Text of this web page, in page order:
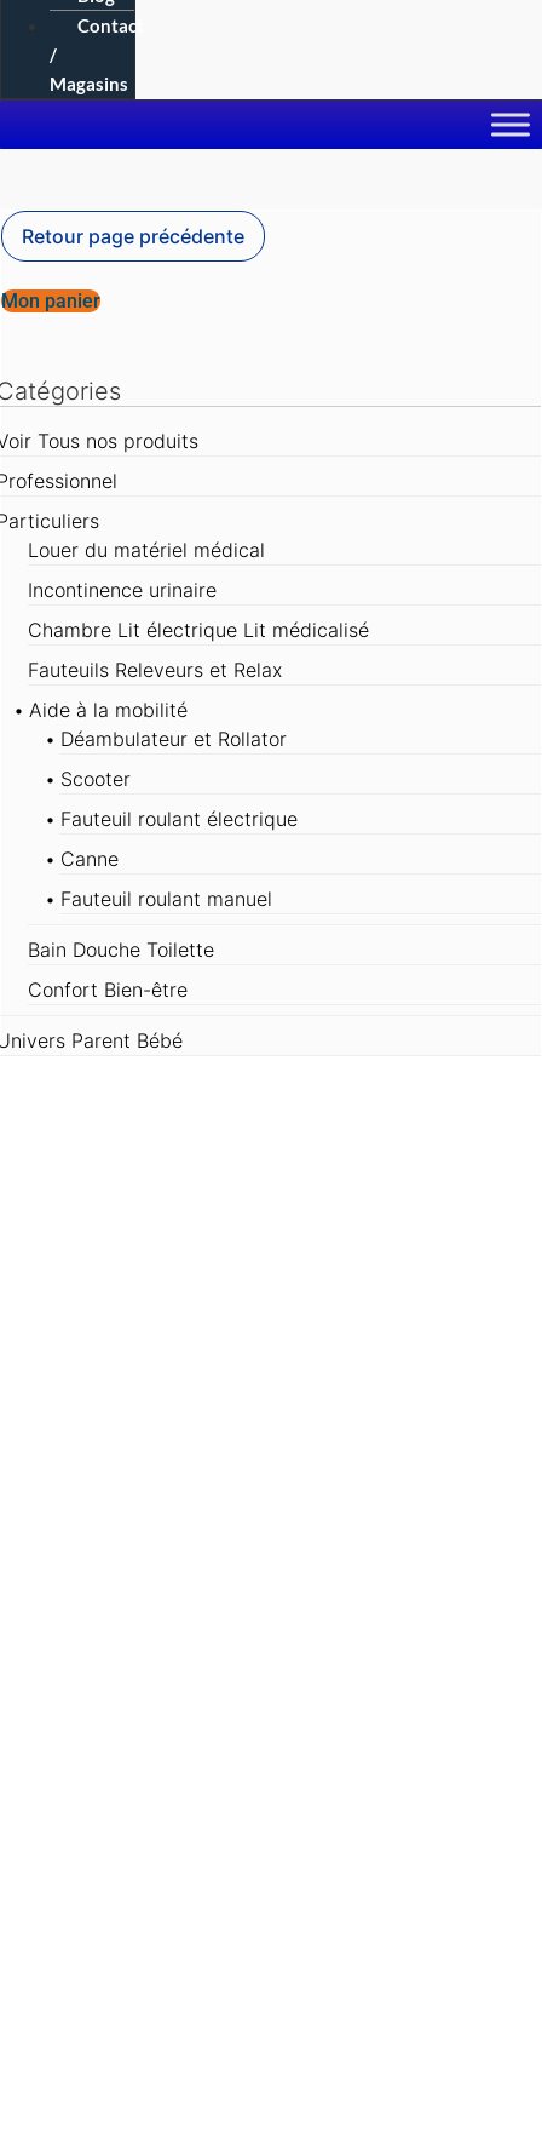
Contact
/
Magasins
Mon panier
Tous nos produits
Louer du matériel médical
Incontinence urinaire
Chambre Lit électrique Lit médicalisé
Fauteuils Releveurs et Relax
Aide à la mobilité
Déambulateur et Rollator
Scooter
Fauteuil roulant électrique
Canne
Fauteuil roulant manuel
Bain Douche Toilette
Confort Bien-être
Parent Bébé